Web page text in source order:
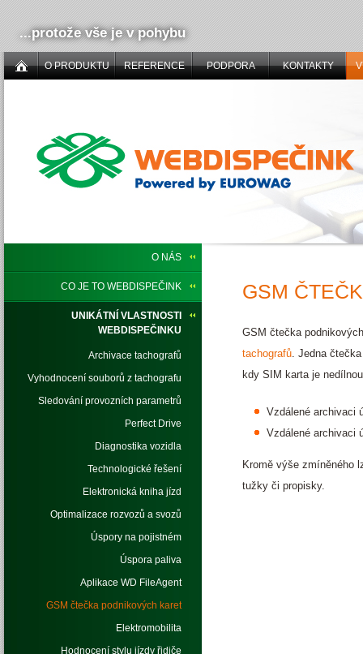
...protože vše je v pohybu
O PRODUKTU REFERENCE PODPORA KONTAKTY
O NÁS
CO JE TO WEBDISPEČINK
UNIKÁTNÍ VLASTNOSTI
WEBDISPEČINKU
Archivace tachografů
Vyhodnocení souborů z tachografu
Sledování provozních parametrů
Perfect Drive
Diagnostika vozidla
Technologické řešení
Elektronická kniha jízd
Optimalizace rozvozů a svozů
Úspory na pojistném
Úspora paliva
Aplikace WD FileAgent
GSM čtečka podnikových karet
Elektromobilita
Hodnocení stylu jízdy řidiče
GSM
GSM čtečka
tachografů. Jedna
kdy SIM karta je
Vzdálené archivaci
Vzdálené archivaci
Kromě výše zmíněného
tužky či propisky.